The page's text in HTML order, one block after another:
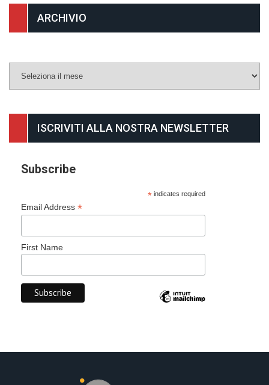
ARCHIVIO
ISCRIVITI ALLA NOSTRA NEWSLETTER
Subscribe
* indicates required
Email Address *
First Name